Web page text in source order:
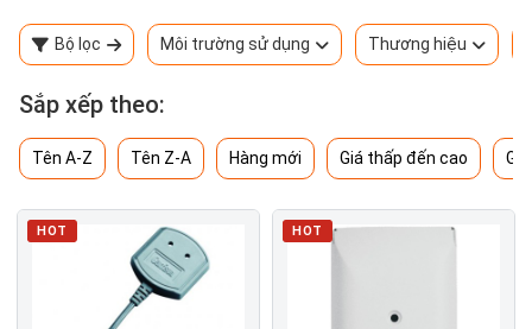
Bộ lọc Môi trường sử dụng Thương hiệu
Sắp xếp theo:
Tên A-Z Tên Z-A Hàng mới Giá thấp đến cao
HOT HOT